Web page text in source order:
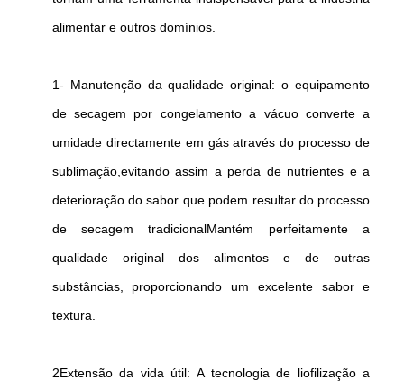
alimentar e outros domínios.
1- Manutenção da qualidade original: o equipamento
de secagem por congelamento a vácuo converte a
umidade directamente em gás através do processo de
sublimação,evitando assim a perda de nutrientes e a
deterioração do sabor que podem resultar do processo
de secagem tradicionalMantém perfeitamente a
qualidade original dos alimentos e de outras
substâncias, proporcionando um excelente sabor e
textura.
2Extensão da vida útil: A tecnologia de liofilização a